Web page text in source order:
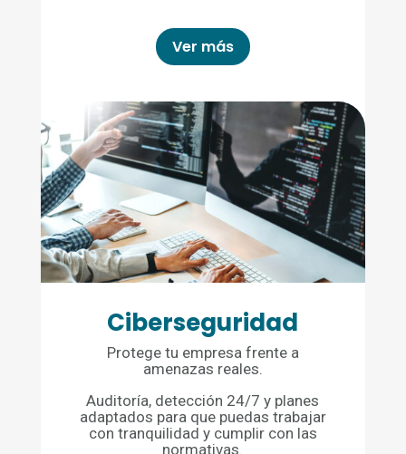
Ver más
Ciberseguridad
Protege tu empresa frente a
amenazas reales.
Auditoría, detección 24/7 y planes
adaptados para que puedas trabajar
con tranquilidad y cumplir con las
normativas.